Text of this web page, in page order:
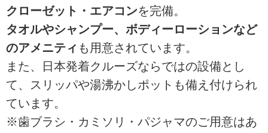
クローゼット・エアコンを完備。
タオルやシャンプー、ボディーローションなど
のアメニティ も用意されています。
また、日本発着クルーズならではの設備とし
て、スリッパや湯沸かしポットも備え付けられ
ています。
※歯ブラシ・カミソリ・パジャマのご用意はあ